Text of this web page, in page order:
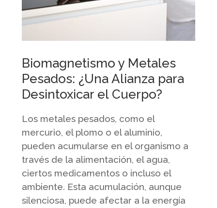
Biomagnetismo y Metales
Pesados: ¿Una Alianza para
Desintoxicar el Cuerpo?
Los metales pesados, como el
mercurio, el plomo o el aluminio,
pueden acumularse en el organismo a
través de la alimentación, el agua,
ciertos medicamentos o incluso el
ambiente. Esta acumulación, aunque
silenciosa, puede afectar a la energía